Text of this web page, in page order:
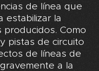
de línea que
estabilizar la
producidos. Como
pistas de circuito
de líneas de
a la